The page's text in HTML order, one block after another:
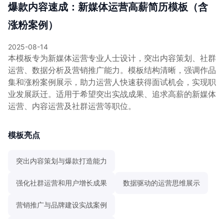
爆款内容速成：新媒体运营高薪简历模板（含
涨粉案例）
2025-08-14
本模板专为新媒体运营专业人士设计，突出内容策划、社群
运营、数据分析及营销推广能力。模板结构清晰，强调作品
集和涨粉案例展示，助力运营人快速获得面试机会，实现职
业发展跃迁。适用于希望突出实战成果、追求高薪的新媒体
运营、内容运营及社群运营等职位。
模板亮点
突出内容策划与爆款打造能力
强化社群运营和用户增长成果 数据驱动的运营思维展示
营销推广与品牌建设实战案例